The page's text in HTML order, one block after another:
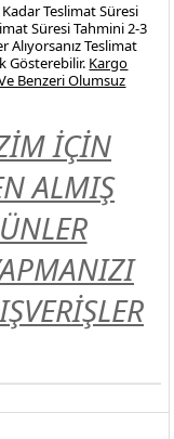
Teslimat Süresi
Süresi Tahmini 2-3
Alıyorsanız Teslimat
Gösterebilir. Kargo
Benzeri Olumsuz
İÇİN
ALMIŞ